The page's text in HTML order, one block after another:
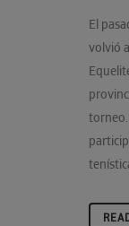
El
volvió
torneo.